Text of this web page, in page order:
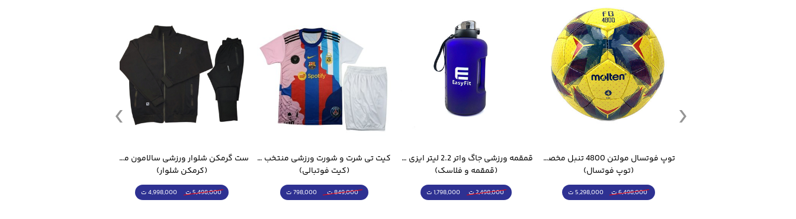
توپ فوتسال مولتن 4800 تنبل مخصوص سالن
(توپ فوتسال)
6,498,000 ت 5,298,000 ت
قمقمه ورزشی جاگ واتر 2.2 لیتر ایزی فیت
(قمقمه و فلاسک)
2,498,000 ت 1,798,000 ت
کیت تی شرت و شورت ورزشی منتخب مسی
(کیت فوتبالی)
849,000 ت 798,000 ت
ست گرمکن شلوار ورزشی سالامون مشکی
(کرمکن شلوار)
5,498,000 ت 4,998,000 ت